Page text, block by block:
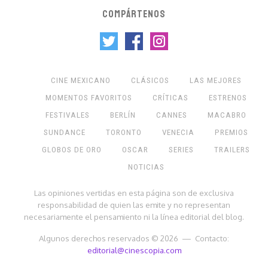
COMPÁRTENOS
CINE MEXICANO CLÁSICOS
LAS MEJORES
MOMENTOS FAVORITOS
CRÍTICAS
ESTRENOS
FESTIVALES
BERLÍN CANNES
MACABRO
SUNDANCE
TORONTO VENECIA
PREMIOS
GLOBOS DE ORO
OSCAR SERIES
TRAILERS
NOTICIAS
Las opiniones vertidas en esta página son de exclusiva
responsabilidad de quien las emite y no representan
necesariamente el pensamiento ni la línea editorial del blog.
Algunos derechos reservados © 2026 — Contacto:
editorial@cinescopia.com